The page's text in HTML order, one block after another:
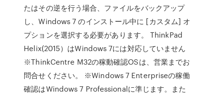
たはその逆を行う場合、ファイルをバックアップ
し、Windows 7 のインストール中に [カスタム] オ
プションを選択する必要があります。 ThinkPad
Helix(2015）はWindows 7には対応していません
※ThinkCentre M32の稼動確認OSは、営業までお
問合せください。 ※Windows 7 Enterpriseの稼働
確認はWindows 7 Professionalに準じます。また